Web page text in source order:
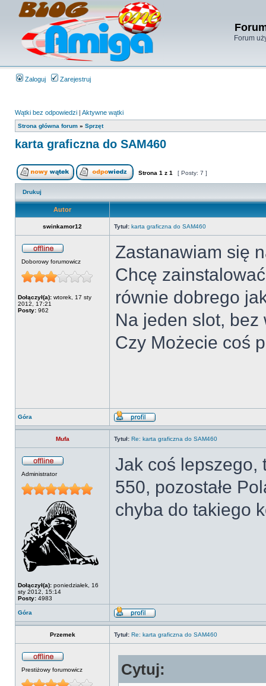
Forum
Zaloguj Zarejestruj
Wątki bez odpowiedzi | Aktywne wątki
Strona główna forum » Sprzęt
karta graficzna do SAM460
Strona 1 z 1 [ Posty: 7 ]
Drukuj
Autor
swinkamor12 Tytuł: karta graficzna do SAM460
Doborowy forumowicz
Dołączył(a): wtorek, 17 sty
2012, 17:21
Posty: 962
Zastanawiam się
Chcę
równie dobrego
Na jeden slot, bez
Czy Możecie coś
Góra
Mufa Tytuł: Re: karta graficzna do SAM460
Administrator
Dołączył(a): poniedziałek, 16
sty 2012, 15:14
Posty: 4983
Jak coś lepszego,
550, pozostałe
chyba do takiego
Góra
Przemek Tytuł: Re: karta graficzna do SAM460
Prestiżowy forumowicz Cytuj: